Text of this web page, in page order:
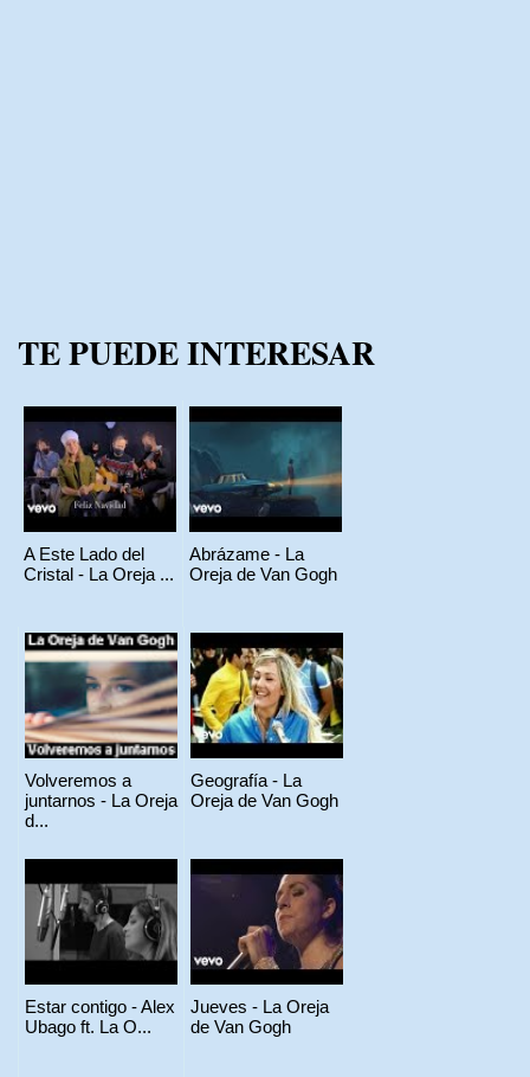
TE PUEDE INTERESAR
A Este Lado del
Cristal - La Oreja ...
Abrázame - La
Oreja de Van Gogh
Volveremos a
juntarnos - La Oreja
d...
Geografía - La
Oreja de Van Gogh
Estar contigo - Alex
Ubago ft. La O...
Jueves - La Oreja
de Van Gogh